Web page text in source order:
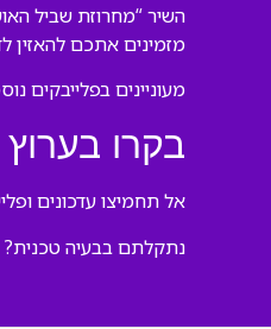
מזמינים אתכם
מעוניינים בפלייבקים
בקרו בערוץ
אל תחמיצו עדכונים
נתקלתם בבעיה טכנית?